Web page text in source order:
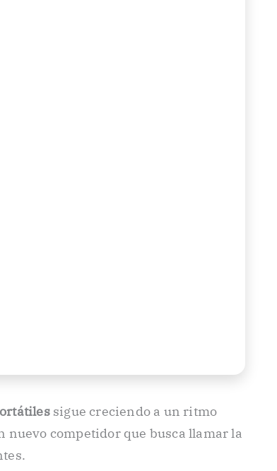
sigue creciendo a un ritmo
nuevo competidor que busca llamar la